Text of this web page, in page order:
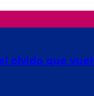
olvido que